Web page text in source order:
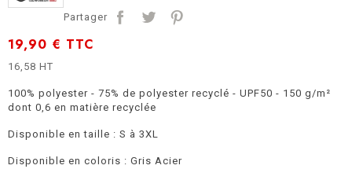
Partager
19,90 € TTC
16,58 HT
100% polyester - 75% de polyester recyclé - UPF50 - 150 g/m²
dont 0,6 en matière recyclée
Disponible en taille : S à 3XL
Disponible en coloris : Gris Acier